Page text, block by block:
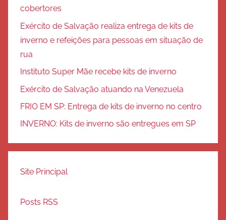
cobertores
Exército de Salvação realiza entrega de kits de
inverno e refeições para pessoas em situação de
rua
Instituto Super Mãe recebe kits de inverno
Exército de Salvação atuando na Venezuela
FRIO EM SP: Entrega de kits de inverno no centro
INVERNO: Kits de inverno são entregues em SP
Site Principal
Posts RSS